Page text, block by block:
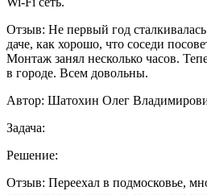
Отзыв: Не первый год
даче, как хорошо, что соседи
Монтаж занял несколько часов.
в городе. Всем довольны.
Автор: Шатохин Олег
Задача:
Решение:
Отзыв: Переехал в подмосковье,